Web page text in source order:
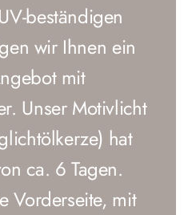
beständigen
wir Ihnen ein
mit
Unser Motivlicht
hat
ca. 6 Tagen.
Vorderseite, mit